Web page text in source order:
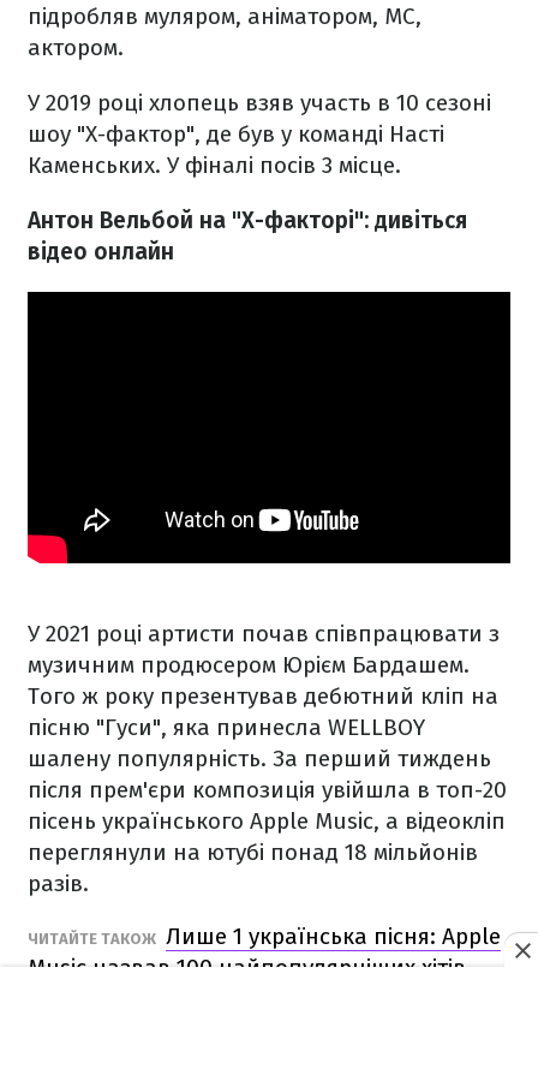
підробляв муляром, аніматором, МС,
актором.
У 2019 році хлопець взяв участь в 10 сезоні
шоу "Х-фактор", де був у команді Насті
Каменських. У фіналі посів 3 місце.
Антон Вельбой на "Х-факторі": дивіться
відео онлайн
У 2021 році артисти почав співпрацювати з
музичним продюсером Юрієм Бардашем.
Того ж року презентував дебютний кліп на
пісню "Гуси", яка принесла WELLBOY
шалену популярність. За перший тиждень
після прем'єри композиція увійшла в топ-20
пісень українського Apple Music, а відеокліп
переглянули на ютубі понад 18 мільйонів
разів.
ЧИТАЙТЕ ТАКОЖ Лише 1 українська пісня: Apple
Music назвав 100 найпопулярніших хітів